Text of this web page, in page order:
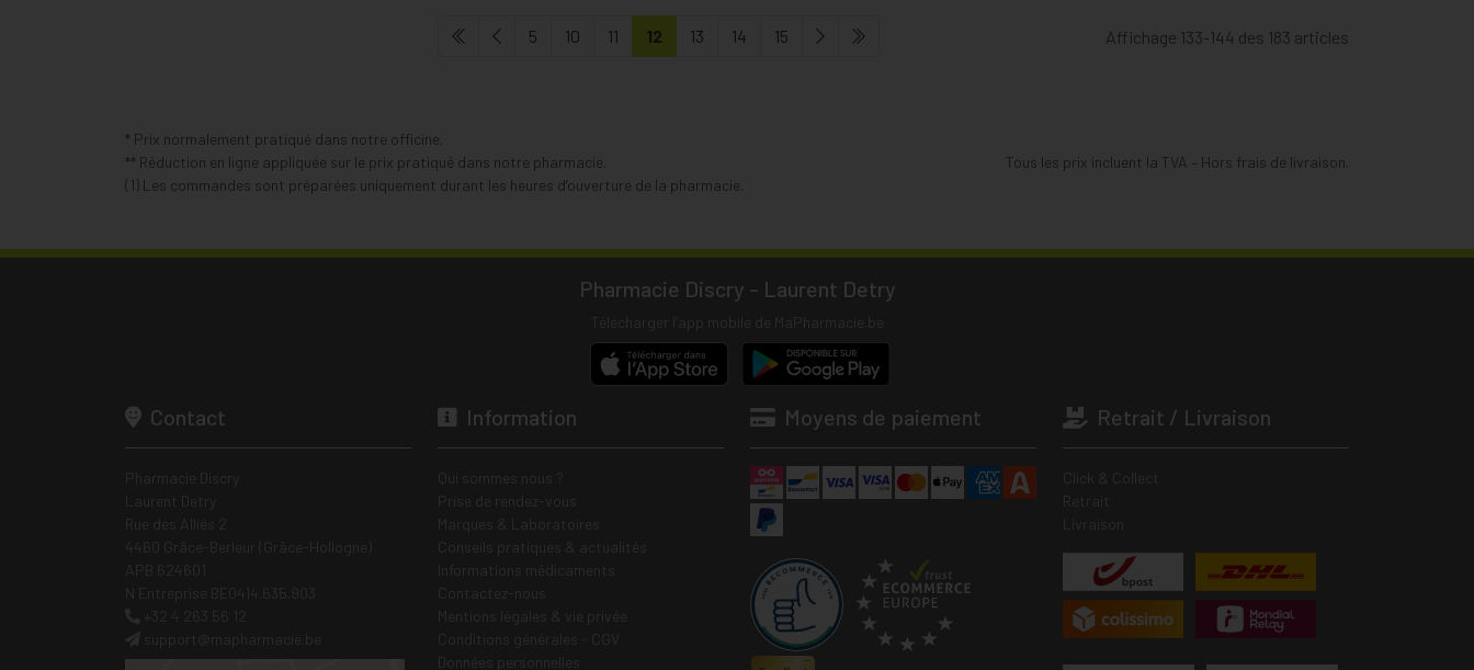
Affichage 133-144 des 183 articles
5 10 11 12 13 14 15
* Prix normalement pratiqué dans notre officine.
** Réduction en ligne appliquée sur le prix pratiqué dans notre pharmacie.
(1) Les commandes sont préparées uniquement durant les heures d’ouverture de la pharmacie.
Tous les prix incluent la TVA – Hors frais de livraison.
Pharmacie Discry - Laurent Detry
Contact Information Moyens de paiement Retrait / Livraison